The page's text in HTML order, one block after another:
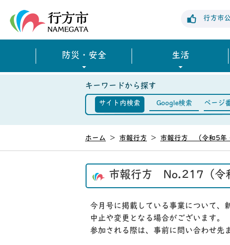
行方市
防災・安全 生活
キーワードから探す
サイト内検索 Google検索 ページ
ホーム > 市報行方 > 市報行方 （令和5年
市報行方 No.217（令
今月号に掲載している事業について、
中止や変更となる場合がございます。
参加される際は、事前に問い合わせ先